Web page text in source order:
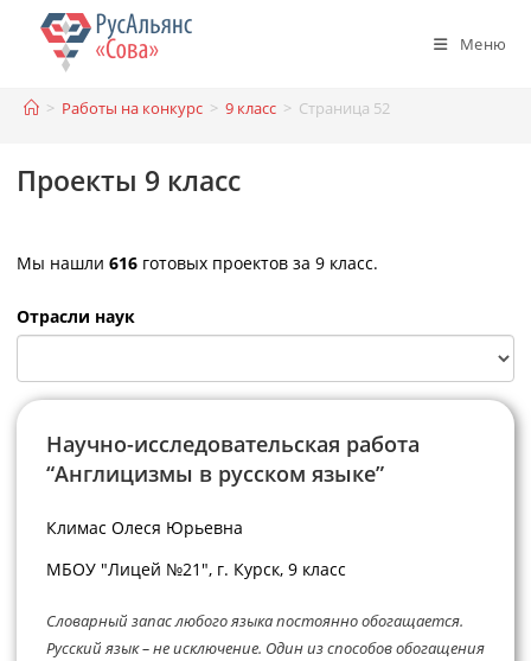
Перейти
содержимому
Меню
> Работы на конкурс > 9 класс > Страница 52
Проекты 9 класс
Мы нашли 616готовых проектов за 9 класс.
Отрасли наук
Научно-исследовательская работа
“Англицизмы в русском языке”
Климас Олеся Юрьевна
МБОУ "Лицей №21", г. Курск, 9 класс
Словарный запас любого языка постоянно обогащается.
Русский язык – не исключение. Один из способов обогащения